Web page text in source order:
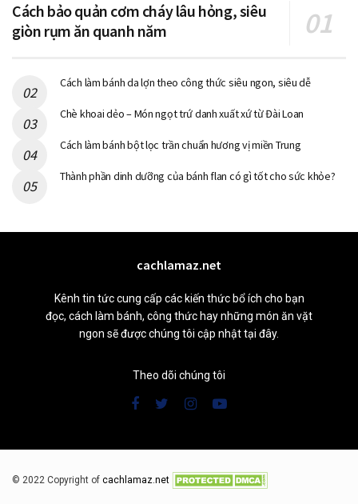
Cách bảo quản cơm cháy lâu hỏng, siêu
giòn rụm ăn quanh năm
Cách làm bánh da lợn theo công thức siêu ngon, siêu dễ
Chè khoai dẻo – Món ngọt trứ danh xuất xứ từ Đài Loan
Cách làm bánh bột lọc trần chuẩn hương vị miền Trung
Thành phần dinh dưỡng của bánh flan có gì tốt cho sức khỏe?
cachlamaz.net
Kênh tin tức cung cấp các kiến thức bổ ích cho bạn
đọc, cách làm bánh, công thức hay những món ăn vặt
ngon sẽ được chúng tôi cập nhật tại đây.
Theo dõi chúng tôi
© 2022 Copyright of cachlamaz.net